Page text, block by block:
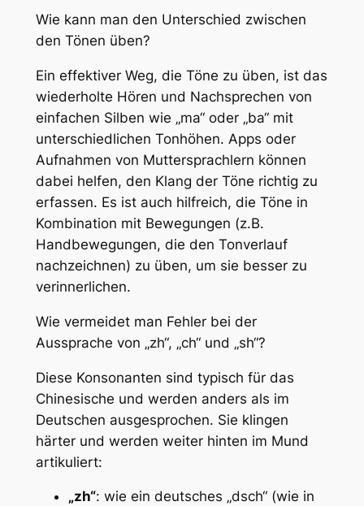
Wie kann man den Unterschied zwischen
den Tönen üben?
Ein effektiver Weg, die Töne zu üben, ist das
wiederholte Hören und Nachsprechen von
einfachen Silben wie „ma“ oder „ba“ mit
unterschiedlichen Tonhöhen. Apps oder
Aufnahmen von Muttersprachlern können
dabei helfen, den Klang der Töne richtig zu
erfassen. Es ist auch hilfreich, die Töne in
Kombination mit Bewegungen (z.B.
Handbewegungen, die den Tonverlauf
nachzeichnen) zu üben, um sie besser zu
verinnerlichen.
Wie vermeidet man Fehler bei der
Aussprache von „zh“, „ch“ und „sh“?
Diese Konsonanten sind typisch für das
Chinesische und werden anders als im
Deutschen ausgesprochen. Sie klingen
härter und werden weiter hinten im Mund
artikuliert:
„zh“: wie ein deutsches „dsch“ (wie in